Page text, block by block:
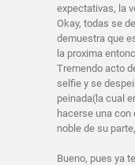
expectativas, la
Okay, todas se
demuestra que
la proxima
Tremendo acto
selfie y se
peinada(la cual
hacerse una con
noble de su
Bueno, pues ya